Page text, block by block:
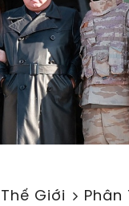
Thế Giới Phân